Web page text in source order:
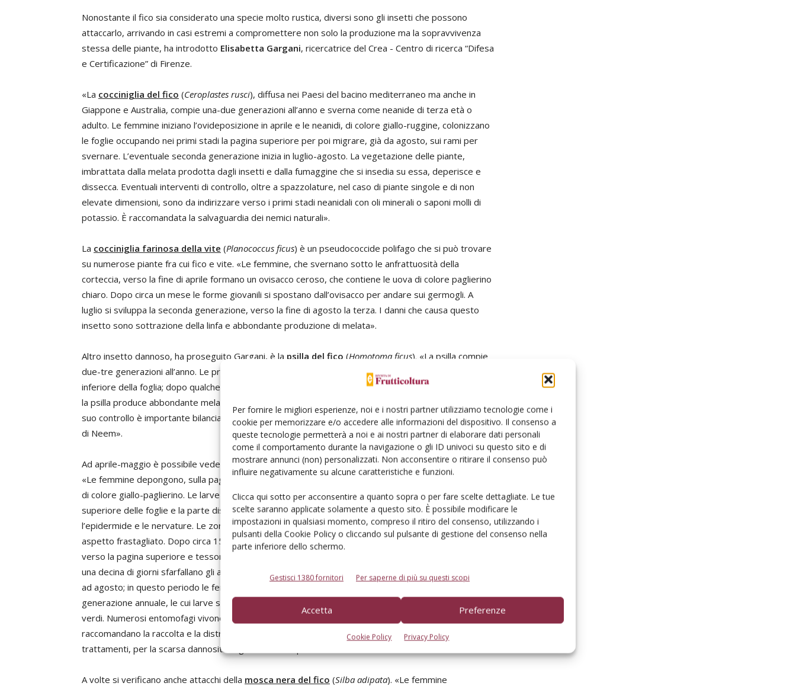
Per fornire le migliori esperienze, noi e i nostri partner utilizziamo tecnologie come i
cookie per memorizzare e/o accedere alle informazioni del dispositivo. Il consenso a
queste tecnologie permetterà a noi e ai nostri partner di elaborare dati personali
come il comportamento durante la navigazione o gli ID univoci su questo sito e di
mostrare annunci (non) personalizzati. Non acconsentire o ritirare il consenso può
influire negativamente su alcune caratteristiche e funzioni.
Clicca qui sotto per acconsentire a quanto sopra o per fare scelte dettagliate. Le tue
scelte saranno applicate solamente a questo sito. È possibile modificare le
impostazioni in qualsiasi momento, compreso il ritiro del consenso, utilizzando i
pulsanti della Cookie Policy o cliccando sul pulsante di gestione del consenso nella
parte inferiore dello schermo.
Gestisci 1380 fornitori Per saperne di più su questi scopi
Accetta Preferenze
Cookie Policy Privacy Policy
Nonostante il fico sia considerato una specie molto rustica, diversi sono gli insetti che possono
attaccarlo, arrivando in casi estremi a compromettere non solo la produzione ma la sopravvivenza
stessa delle piante, ha introdotto Elisabetta Gargani, ricercatrice del Crea - Centro di ricerca “Difesa
e Certificazione” di Firenze.
«La cocciniglia del fico (Ceroplastes rusci), diffusa nei Paesi del bacino mediterraneo ma anche in
Giappone e Australia, compie una-due generazioni all’anno e sverna come neanide di terza età o
adulto. Le femmine iniziano l’ovideposizione in aprile e le neanidi, di colore giallo-ruggine, colonizzano
le foglie occupando nei primi stadi la pagina superiore per poi migrare, già da agosto, sui rami per
svernare. L’eventuale seconda generazione inizia in luglio-agosto. La vegetazione delle piante,
imbrattata dalla melata prodotta dagli insetti e dalla fumaggine che si insedia su essa, deperisce e
dissecca. Eventuali interventi di controllo, oltre a spazzolature, nel caso di piante singole e di non
elevate dimensioni, sono da indirizzare verso i primi stadi neanidali con oli minerali o saponi molli di
potassio. È raccomandata la salvaguardia dei nemici naturali».
La cocciniglia farinosa della vite (Planococcus ficus) è un pseudococcide polifago che si può trovare
su numerose piante fra cui fico e vite. «Le femmine, che svernano sotto le anfrattuosità della
corteccia, verso la fine di aprile formano un ovisacco ceroso, che contiene le uova di colore paglierino
chiaro. Dopo circa un mese le forme giovanili si spostano dall’ovisacco per andare sui germogli. A
luglio si sviluppa la seconda generazione, verso la fine di agosto la terza. I danni che causa questo
insetto sono sottrazione della linfa e abbondante produzione di melata».
Altro insetto dannoso, ha proseguito Gargani, è la psilla del fico (Homotoma ficus). «La psilla compie
due-tre generazioni all’anno. Le prime neanidi nascono alla fine di febbraio e si portano sulla pagina
inferiore della foglia; dopo qualche settimana gli adulti sfarfallano e si accoppiano. Oltre ai danni diretti
la psilla produce abbondante melata che, ricoprendo le foglie, favorisce scottature e fumaggini. Per il
suo controllo è importante bilanciare le concimazioni e la potatura. Si possono usare saponi molli e oli
di Neem».
Ad aprile-maggio è possibile veder comparire gli adulti della tignola del fico( Choreutis nemorana).
«Le femmine depongono, sulla pagina superiore delle foglie, una cinquantina di uova rotondeggianti,
di colore giallo-paglierino. Le larve giovani, giallastre, si insediano lungo le nervature della pagina
superiore delle foglie e la parte distale delle lobature, rodendo il parenchima ma rispettando
l’epidermide e le nervature. Le zone erose del lembo fogliare disseccano e la foglia assume un
aspetto frastagliato. Dopo circa 15 giorni le larve mature ripiegano una porzione del lembo fogliare
verso la pagina superiore e tessono un bozzolo sericeo, fusiforme, entro il quale incrisalidano. Dopo
una decina di giorni sfarfallano gli adulti della prima generazione annuale, la cui attività prosegue fino
ad agosto; in questo periodo le femmine depongono le uova, dalle quali ha inizio la seconda
generazione annuale, le cui larve sono attive fino all’autunno; queste possono attaccare anche i siconi
verdi. Numerosi entomofagi vivono a spese delle larve limitando le pullulazioni del fitofago. Si
raccomandano la raccolta e la distruzione delle foglie infestate, mentre sono sconsigliati i
trattamenti, per la scarsa dannosità in genere della specie».
A volte si verificano anche attacchi della mosca nera del fico (Silba adipata). «Le femmine